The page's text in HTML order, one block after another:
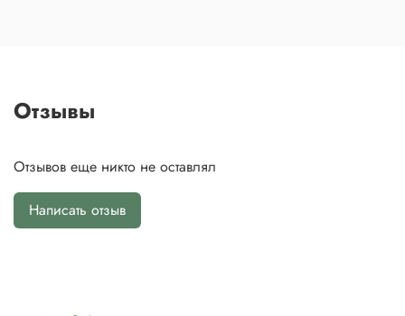
Отзывы
Отзывов еще никто не оставлял
Написать отзыв